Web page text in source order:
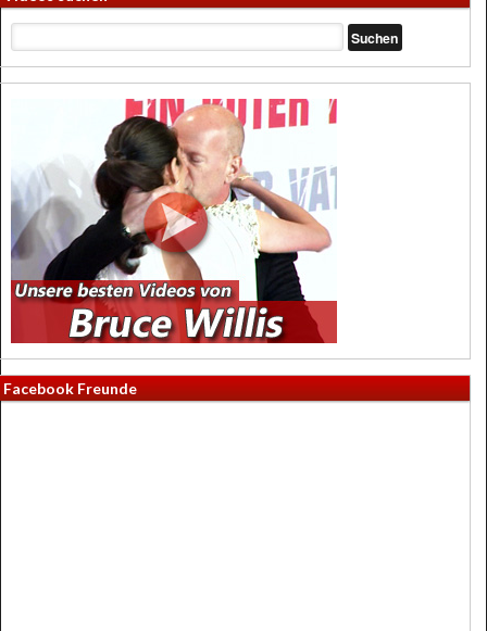
Facebook Freunde